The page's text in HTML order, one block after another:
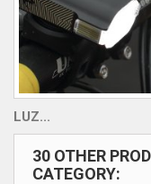
LUZ...
30 OTHER
CATEGORY: